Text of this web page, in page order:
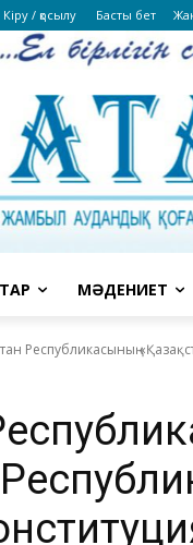
Кіру / қосылу Басты бет
МӘДЕНИЕТ
Республикасының